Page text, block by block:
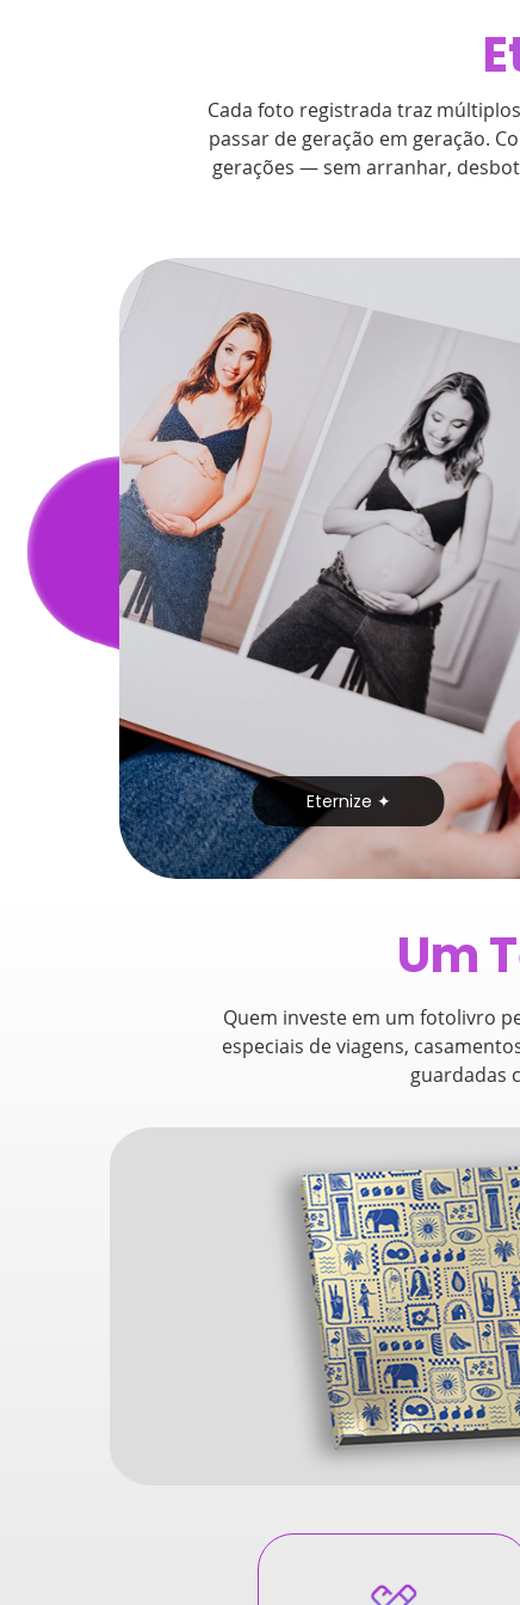
Cada foto registrada traz
passar de geração em geração.
gerações — sem arranhar,
Eternize ✦
Um
Quem investe em um fotolivro
especiais de viagens,
guardadas